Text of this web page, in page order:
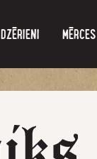
DZĒRIENI MĒRCES